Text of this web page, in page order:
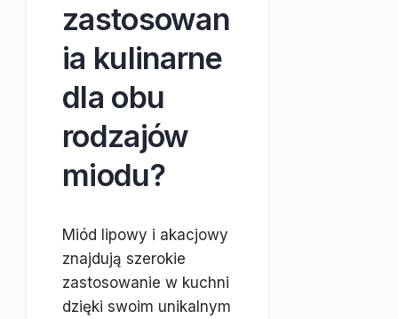
zastosowan
ia kulinarne
dla obu
rodzajów
miodu?
Miód lipowy i akacjowy
znajdują szerokie
zastosowanie w kuchni
dzięki swoim unikalnym